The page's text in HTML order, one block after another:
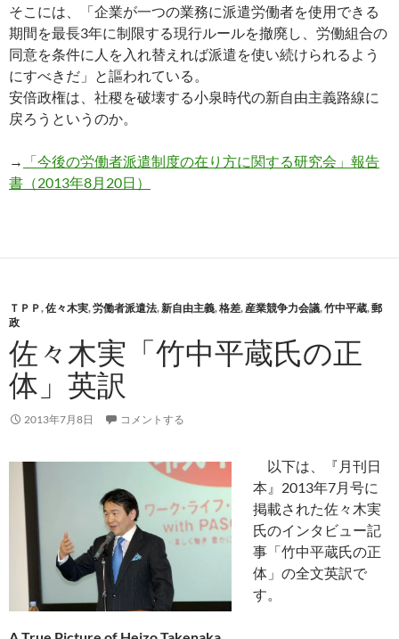
そこには、「企業が一つの業務に派遣労働者を使用できる
期間を最長3年に制限する現行ルールを撤廃し、労働組合の
同意を条件に人を入れ替えれば派遣を使い続けられるよう
にすべきだ」と謳われている。
安倍政権は、社稷を破壊する小泉時代の新自由主義路線に
戻ろうというのか。
→
「今後の労働者派遣制度の在り方に関する研究会」報告
書（2013年8月20日）
ＴＰＰ,佐々木実,労働者派遣法,新自由主義,格差,産業競争力会議,竹中平蔵,郵
政
佐々木実「竹中平蔵氏の正
体」英訳
2013年7月8日 コメントする
以下は、『月刊日
本』2013年7月号に
掲載された佐々木実
氏のインタビュー記
事「竹中平蔵氏の正
体」の全文英訳で
す。